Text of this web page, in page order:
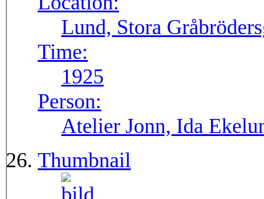
Lund, Stora
Time:
1925
Person:
Atelier Jonn, Ida
Thumbnail